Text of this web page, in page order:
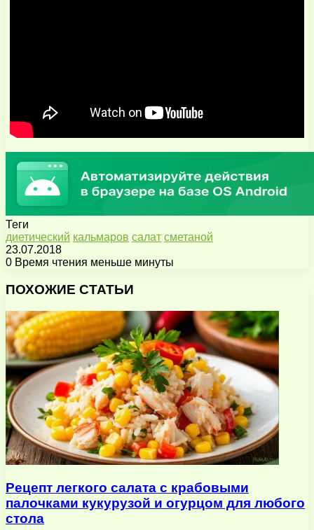
Теги
диетический кальмаров салат сметаной
23.07.2018
0 Время чтения меньше минуты
через
почту
ПОХОЖИЕ СТАТЬИ
Рецепт легкого салата с крабовыми
палочками кукурузой и огурцом для любого
стола